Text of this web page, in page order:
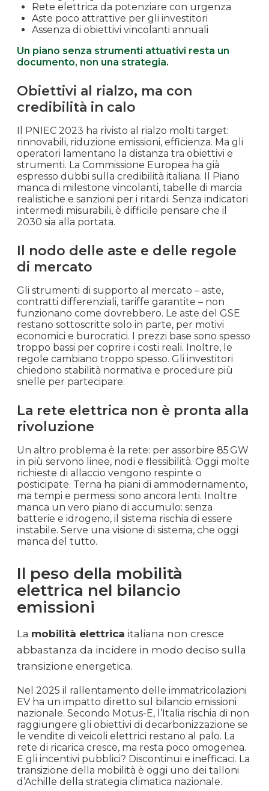
Rete elettrica da potenziare con urgenza
Aste poco attrattive per gli investitori
Assenza di obiettivi vincolanti annuali
Un piano senza strumenti attuativi resta un
documento, non una strategia.
Obiettivi al rialzo, ma con
credibilità in calo
Il PNIEC 2023 ha rivisto al rialzo molti target:
rinnovabili, riduzione emissioni, efficienza. Ma gli
operatori lamentano la distanza tra obiettivi e
strumenti. La Commissione Europea ha già
espresso dubbi sulla credibilità italiana. Il Piano
manca di milestone vincolanti, tabelle di marcia
realistiche e sanzioni per i ritardi. Senza indicatori
intermedi misurabili, è difficile pensare che il
2030 sia alla portata.
Il nodo delle aste e delle regole
di mercato
Gli strumenti di supporto al mercato – aste,
contratti differenziali, tariffe garantite – non
funzionano come dovrebbero. Le aste del GSE
restano sottoscritte solo in parte, per motivi
economici e burocratici. I prezzi base sono spesso
troppo bassi per coprire i costi reali. Inoltre, le
regole cambiano troppo spesso. Gli investitori
chiedono stabilità normativa e procedure più
snelle per partecipare.
La rete elettrica non è pronta alla
rivoluzione
Un altro problema è la rete: per assorbire 85 GW
in più servono linee, nodi e flessibilità. Oggi molte
richieste di allaccio vengono respinte o
posticipate. Terna ha piani di ammodernamento,
ma tempi e permessi sono ancora lenti. Inoltre
manca un vero piano di accumulo: senza
batterie e idrogeno, il sistema rischia di essere
instabile. Serve una visione di sistema, che oggi
manca del tutto.
Il peso della mobilità
elettrica nel bilancio
emissioni
La mobilità elettrica italiana non cresce
abbastanza da incidere in modo deciso sulla
transizione energetica.
Nel 2025 il rallentamento delle immatricolazioni
EV ha un impatto diretto sul bilancio emissioni
nazionale. Secondo Motus-E, l’Italia rischia di non
raggiungere gli obiettivi di decarbonizzazione se
le vendite di veicoli elettrici restano al palo. La
rete di ricarica cresce, ma resta poco omogenea.
E gli incentivi pubblici? Discontinui e inefficaci. La
transizione della mobilità è oggi uno dei talloni
d’Achille della strategia climatica nazionale.